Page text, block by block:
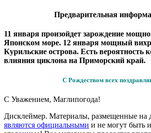
Предварительная
11 января произойдет зарождение
Японском море. 12 января мощный
Курильские острова. Есть вероятность
влияния циклона на Приморский край.
С Рождеством всех
С Уважением, Маглипогода!
Дисклеймер. Материалы, размещенные на
являются официальными и не могут быть